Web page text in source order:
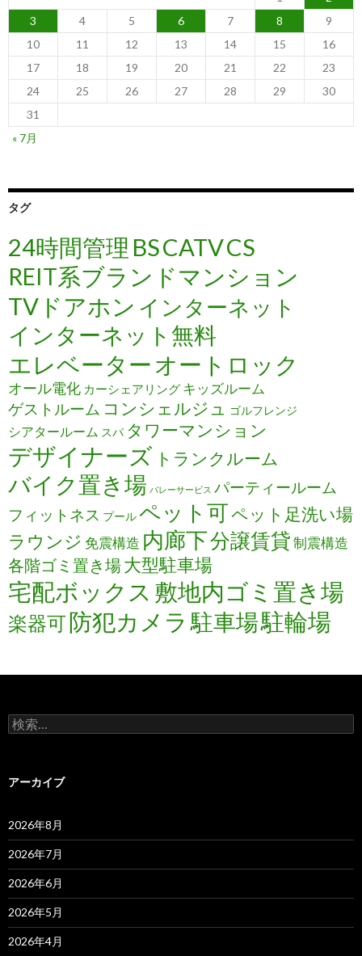
3
4 5 6 7 8
9
10
11 12 13 14 15
16
17
18 19 20 21 22
23
24
25 26 27 28 29
30
31
« 7月
タグ
24時間管理 BSCATVCS
REIT系ブランドマンション
TVドアホン インターネット
インターネット無料
エレベーター オートロック
オール電化 カーシェアリング キッズルーム
ゲストルーム コンシェルジュ ゴルフレンジ
シアタールーム スパ タワーマンション
デザイナーズ トランクルーム
バイク置き場 バレーサービス パーティールーム
フィットネス プールペット可ペット足洗い場
ラウンジ 免震構造 内廊下分譲賃貸制震構造
各階ゴミ置き場大型駐車場
宅配ボックス 敷地内ゴミ置き場
楽器可防犯カメラ 駐車場駐輪場
検
索:
アーカイブ
2026年8月
2026年7月
2026年6月
2026年5月
2026年4月